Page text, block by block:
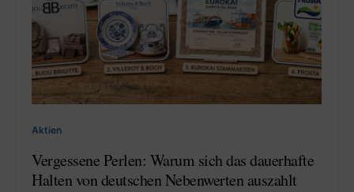
Aktien
Vergessene Perlen: Warum sich das dauerhafte
Halten von deutschen Nebenwerten auszahlt